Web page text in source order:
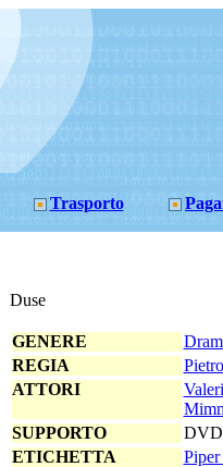
Trasporto
Duse
GENERE
REGIA
ATTORI
SUPPORTO
DVD
ETICHETTA